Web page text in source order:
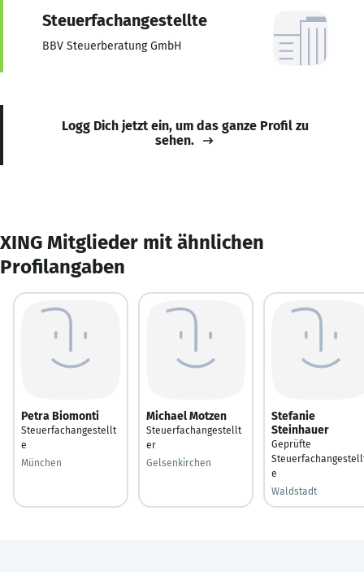
Steuerfachangestellte
BBV Steuerberatung GmbH
Logg Dich jetzt ein, um das ganze Profil zu
sehen.
XING Mitglieder mit ähnlichen
Profilangaben
Petra Biomonti
Steuerfachangestellt
e
München
Michael Motzen
Steuerfachangestellt
er
Gelsenkirchen
Stefanie
Steinhauer
Geprüfte
e
Waldstadt